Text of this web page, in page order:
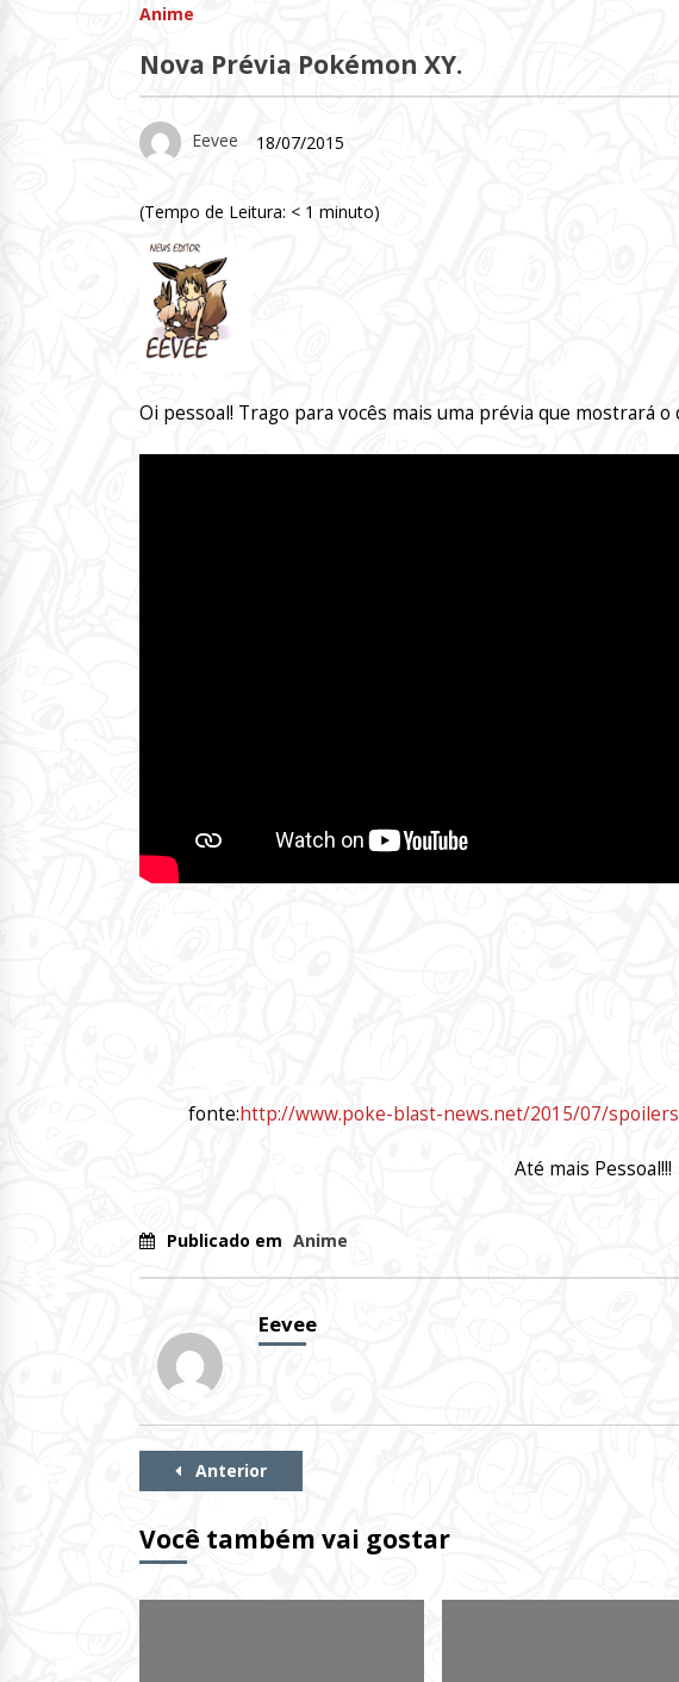
Anime
Nova Prévia Pokémon XY.
Eevee 18/07/2015
(Tempo de Leitura: < 1 minuto)
Oi pessoal! Trago para vocês mais uma prévia que mostrará
fonte:http://www.poke-blast-news.net/2015/07/
Até mais Pessoal!!!
Publicado em Anime
Eevee
Continue
Anterior
Você também vai gostar